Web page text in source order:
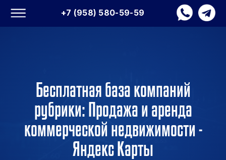
+7 (958) 580-59-59
Бесплатная база компаний
рубрики: Продажа и аренда
коммерческой недвижимости -
Яндекс Карты